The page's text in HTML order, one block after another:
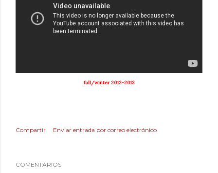
fall/winter 2012-2013
Compartir Enviar entrada por correo electrónico
COMENTARIOS